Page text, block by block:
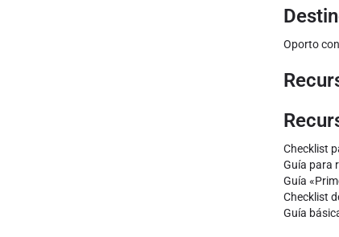
Oporto
Checklist
Guía para
Guía
Checklist
Guía